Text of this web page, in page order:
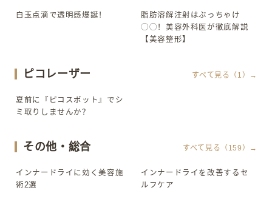
▶
白玉点滴で透明感爆誕！ ▶
脂肪溶解注射はぶっちゃけ
◯◯！美容外科医が徹底解説
【美容整形】
ピコレーザー すべて見る（1）→
▶
夏前に『ピコスポット』でシ
ミ取りしませんか？
その他・総合 すべて見る（159）→
▶
インナードライに効く美容施
術2選
▶
インナードライを改善するセ
ルフケア